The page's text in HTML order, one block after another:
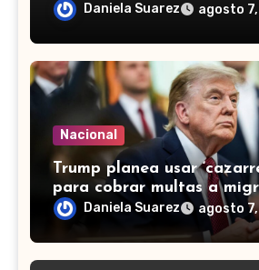
efectivos de Guardia
Ejército
Daniela Suarez agosto
Nacional
Trump planea usar
para cobrar multas a
deportados, incluidos
Daniela Suarez agosto